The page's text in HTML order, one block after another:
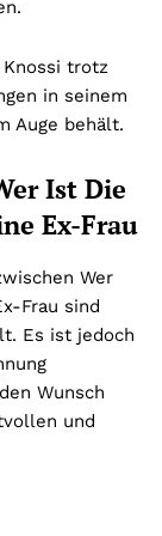
Knossi trotz
in seinem
Auge behält.
Ist Die
Ex-Frau
Wer
Frau sind
Es ist jedoch
Wunsch
und